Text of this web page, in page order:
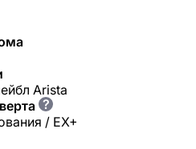
Arista
?
/ EX+